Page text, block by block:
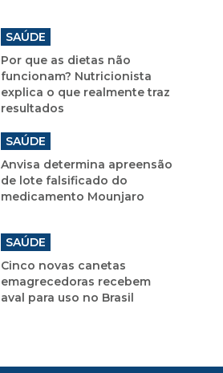
SAÚDE
Por que as dietas não
funcionam? Nutricionista
explica o que realmente traz
resultados
SAÚDE
Anvisa determina apreensão
de lote falsificado do
medicamento Mounjaro
SAÚDE
Cinco novas canetas
emagrecedoras recebem
aval para uso no Brasil